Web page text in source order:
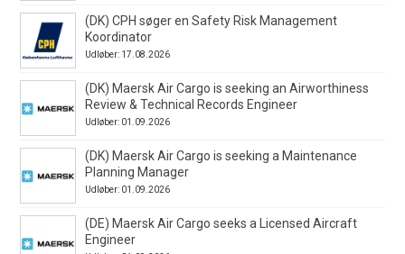
(DK) CPH søger en Safety Risk Management
Koordinator
Udløber: 17.08.2026
(DK) Maersk Air Cargo is seeking an Airworthiness
Review & Technical Records Engineer
Udløber: 01.09.2026
(DK) Maersk Air Cargo is seeking a Maintenance
Planning Manager
Udløber: 01.09.2026
(DE) Maersk Air Cargo seeks a Licensed Aircraft
Engineer